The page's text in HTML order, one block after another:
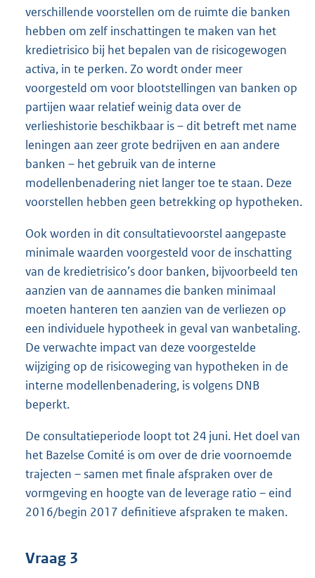
verschillende voorstellen om de ruimte die banken
hebben om zelf inschattingen te maken van het
kredietrisico bij het bepalen van de risicogewogen
activa, in te perken. Zo wordt onder meer
voorgesteld om voor blootstellingen van banken op
partijen waar relatief weinig data over de
verlieshistorie beschikbaar is – dit betreft met name
leningen aan zeer grote bedrijven en aan andere
banken – het gebruik van de interne
modellenbenadering niet langer toe te staan. Deze
voorstellen hebben geen betrekking op hypotheken.
Ook worden in dit consultatievoorstel aangepaste
minimale waarden voorgesteld voor de inschatting
van de kredietrisico’s door banken, bijvoorbeeld ten
aanzien van de aannames die banken minimaal
moeten hanteren ten aanzien van de verliezen op
een individuele hypotheek in geval van wanbetaling.
De verwachte impact van deze voorgestelde
wijziging op de risicoweging van hypotheken in de
interne modellenbenadering, is volgens DNB
beperkt.
De consultatieperiode loopt tot 24 juni. Het doel van
het Bazelse Comité is om over de drie voornoemde
trajecten – samen met finale afspraken over de
vormgeving en hoogte van de leverage ratio – eind
2016/begin 2017 definitieve afspraken te maken.
Vraag 3